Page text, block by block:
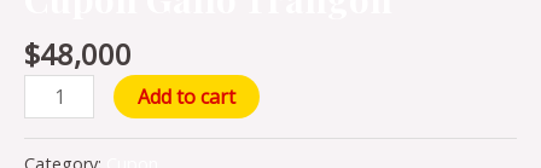
$48,000
Add to cart
Category: